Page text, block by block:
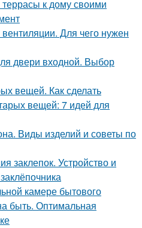
к дому своими
Для чего нужен
двери входной. Выбор
вещей. Как сделать
вещей: 7 идей для
Виды изделий и советы по
заклепок. Устройство и
камере бытового
быть. Оптимальная